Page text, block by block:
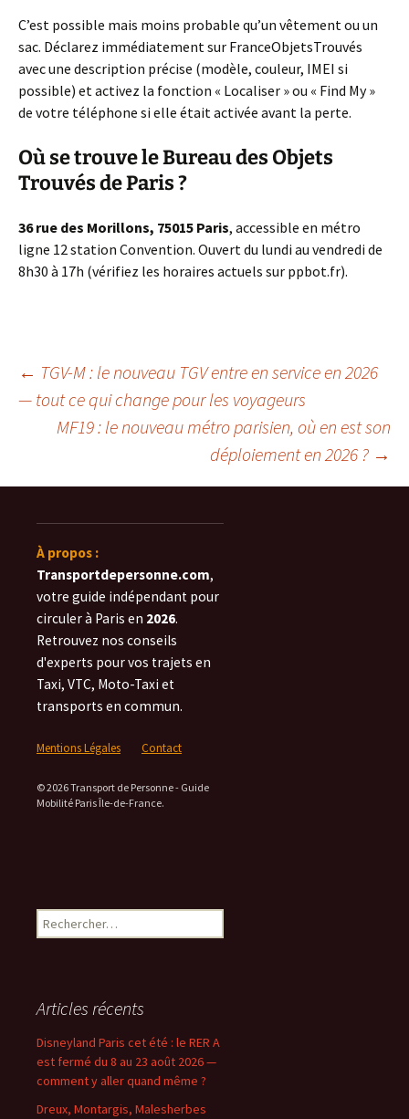
C’est possible mais moins probable qu’un vêtement ou un
sac. Déclarez immédiatement sur FranceObjetsTrouvés
avec une description précise (modèle, couleur, IMEI si
possible) et activez la fonction « Localiser » ou « Find My »
de votre téléphone si elle était activée avant la perte.
Où se trouve le Bureau des Objets
Trouvés de Paris ?
36 rue des Morillons, 75015 Paris, accessible en métro
ligne 12 station Convention. Ouvert du lundi au vendredi de
8h30 à 17h (vérifiez les horaires actuels sur ppbot.fr).
Navigation
des
articles
← TGV-M : le nouveau TGV entre en service en 2026
— tout ce qui change pour les voyageurs
MF19 : le nouveau métro parisien, où en est son
déploiement en 2026 ? →
À propos :
Transportdepersonne.com,
votre guide indépendant pour
circuler à Paris en 2026.
Retrouvez nos conseils
d'experts pour vos trajets en
Taxi, VTC, Moto-Taxi et
transports en commun.
Mentions Légales Contact
© 2026 Transport de Personne - Guide
Mobilité Paris Île-de-France.
Rechercher :
Articles récents
Disneyland Paris cet été : le RER A
est fermé du 8 au 23 août 2026 —
comment y aller quand même ?
Dreux, Montargis, Malesherbes